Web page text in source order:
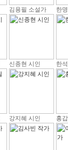
김용필 소설가 한
신종현 시인 한
강지혜 시인 홍